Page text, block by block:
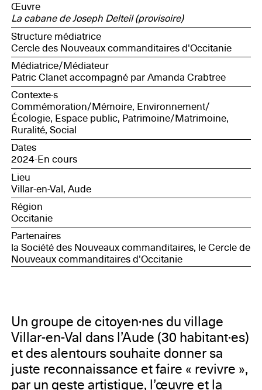
Sylvie Magri, secrétaire de Vill’art, Patricia Pailleaud-
Pintenet, chargée de projets culturels, Florence
Crouzat, chargée de prospectives territoriales à
Carcassonne Agglo, Gerard Pourdhomme, président
de Vill’art, chanteur et poète occitan.
Œuvre
La cabane de Joseph Delteil (provisoire)
Structure médiatrice
Cercle des Nouveaux commanditaires d'Occitanie
Médiatrice/Médiateur
Patric Clanet accompagné par Amanda Crabtree
Contexte·s
Commémoration/Mémoire, Environnement/
Écologie, Espace public, Patrimoine/Matrimoine,
Ruralité, Social
Dates
2024-En cours
Lieu
Villar-en-Val, Aude
Région
Occitanie
Partenaires
la Société des Nouveaux commanditaires, le Cercle de
Nouveaux commanditaires d'Occitanie
Un groupe de citoyen·nes du village
Villar-en-Val dans l’Aude (30 habitant·es)
et des alentours souhaite donner sa
juste reconnaissance et faire « revivre »,
par un geste artistique, l’œuvre et la